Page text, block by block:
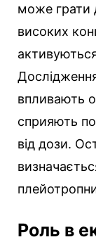
може грати
високих
впливають
сприяють
від дози.
Роль в